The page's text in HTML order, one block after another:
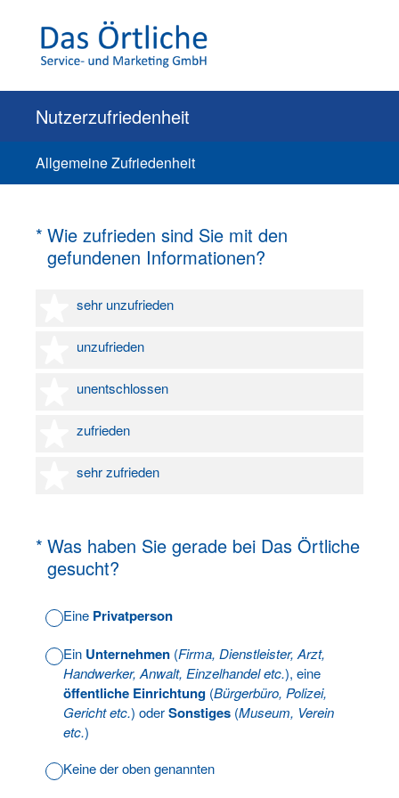
Nutzerzufriedenheit
Allgemeine Zufriedenheit
* Wie zufrieden sind Sie mit den
gefundenen Informationen?
(Erforderlich.)
sehr unzufrieden
1 Stern
unzufrieden
2 Sterne
unentschlossen
3 Sterne
zufrieden
4 Sterne
sehr zufrieden
5 Sterne
* Was haben Sie gerade bei Das Örtliche
gesucht?
(Erforderlich.)
Eine Privatperson
Ein Unternehmen (Firma, Dienstleister, Arzt,
Handwerker, Anwalt, Einzelhandel etc.), eine
öffentliche Einrichtung (Bürgerbüro, Polizei,
Gericht etc.) oderSonstiges (Museum, Verein
etc.)
Keine der oben genannten